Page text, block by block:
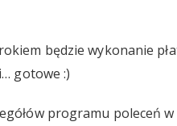
będzie wykonanie
gotowe :)
programu poleceń w